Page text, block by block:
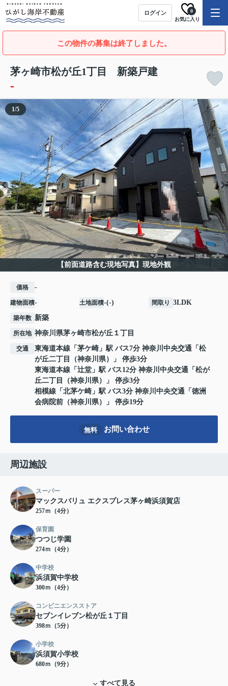
ログイン
お気に入り
0
この物件の募集は終了しました。
茅ヶ崎市松が丘1丁目 新築戸建
-
【前面道路含む現地写真】現地外観
1/5
価格 -
建物面積- 土地面積-(-) 間取り 3LDK
築年数 新築
所在地 神奈川県茅ヶ崎市松が丘 １丁目
交通 東海道本線 「 茅ケ崎 」駅 バス7分 神奈川中央交通「松
が丘二丁目（神奈川県）」 停歩3分
東海道本線 「 辻堂 」駅 バス12分 神奈川中央交通「松が
丘二丁目（神奈川県）」 停歩3分
相模線 「 北茅ケ崎 」駅 バス3分 神奈川中央交通「徳洲
会病院前（神奈川県）」 停歩19分
無料 お問い合わせ
周辺施設
スーパー
マックスバリュ エクスプレス茅ヶ崎浜須賀店
257ｍ（4分）
保育園
つつじ学園
274ｍ（4分）
中学校
浜須賀中学校
300ｍ（4分）
コンビニエンスストア
セブンイレブン松が丘１丁目
398ｍ（5分）
小学校
浜須賀小学校
680ｍ（9分）
すべて見る